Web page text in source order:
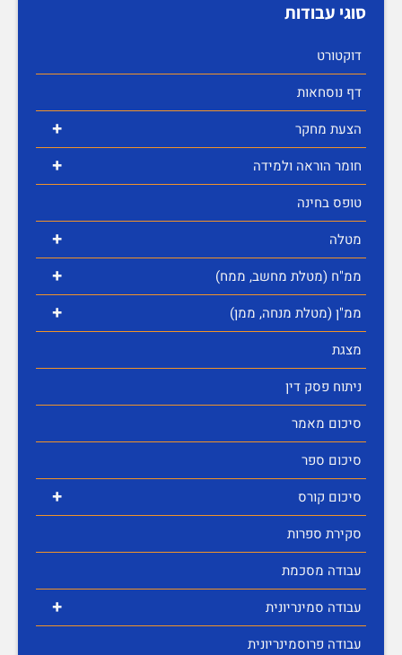
סוגי עבודות
דוקטורט
דף נוסחאות
+ הצעת מחקר
+
חומר הוראה ולמידה
טופס בחינה
+ מטלה
+ ממ"ח (מטלת מחשב, ממח)
+
ממ"ן (מטלת מנחה, ממן)
מצגת
ניתוח פסק דין
סיכום מאמר
סיכום ספר
+
סיכום קורס
סקירת ספרות
עבודה מסכמת
+
עבודה סמינריונית
עבודה פרוסמינריונית